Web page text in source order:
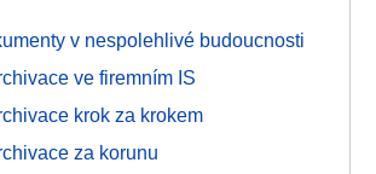
v nespolehlivé budoucnosti
ve firemním IS
krok za krokem
za korunu